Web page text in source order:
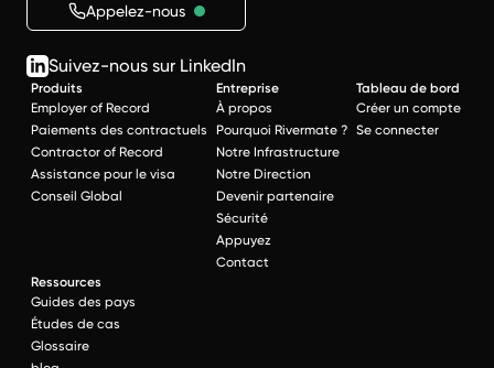
Appelez-nous
Suivez-nous sur LinkedIn
Produits
Employer of Record
Paiements des contractuels
Contractor of Record
Assistance pour le visa
Conseil Global
Entreprise
À propos
Pourquoi Rivermate ?
Notre Infrastructure
Notre Direction
Devenir partenaire
Sécurité
Appuyez
Contact
Tableau de bord
Créer un compte
Se connecter
Ressources
Guides des pays
Études de cas
Glossaire